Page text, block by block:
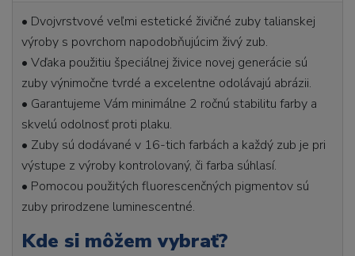
• Dvojvrstvové veľmi estetické živičné zuby talianskej
výroby s povrchom napodobňujúcim živý zub.
• Vďaka použitiu špeciálnej živice novej generácie sú
zuby výnimočne tvrdé a excelentne odolávajú abrázii.
• Garantujeme Vám minimálne 2 ročnú stabilitu farby a
skvelú odolnosť proti plaku.
• Zuby sú dodávané v 16-tich farbách a každý zub je pri
výstupe z výroby kontrolovaný, či farba súhlasí.
• Pomocou použitých fluorescenčných pigmentov sú
zuby prirodzene luminescentné.
Kde si môžem vybrať?